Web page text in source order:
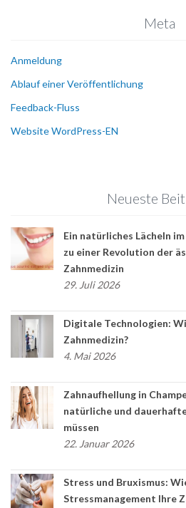
Meta
Anmeldung
Ablauf einer Veröffentlichung
Feedback-Fluss
Website WordPress-EN
Neueste
Ein natürliches Lächeln
zu einer Revolution der
Zahnmedizin
29. Juli 2026
Digitale Technologien:
Zahnmedizin?
4. Mai 2026
Zahnaufhellung in
natürliche und
müssen
22. Januar 2026
Stress und Bruxismus:
Stressmanagement Ihre